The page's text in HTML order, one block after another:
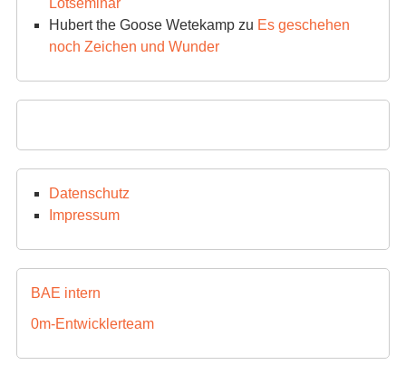
Hubert the Goose Wetekampzu Es geschehen
noch Zeichen und Wunder
Datenschutz
Impressum
BAE intern
0m-Entwicklerteam